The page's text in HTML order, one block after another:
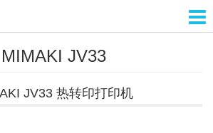
MIMAKI JV33
JV33 热转印打印机